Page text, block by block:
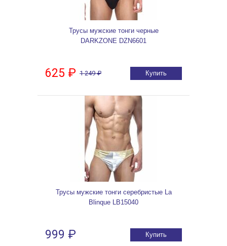
Трусы мужские тонги черные
DARKZONE DZN6601
625 ₽ 1 249 ₽ Купить
Трусы мужские тонги серебристые La
Blinque LB15040
999 ₽ Купить